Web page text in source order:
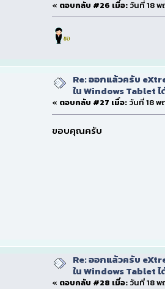
« ตอบกลับ #26 เมื่อ: วันที่ 18 พ
Re: ออกแล้วครับ
ใน Windows Tablet
« ตอบกลับ #27 เมื่อ: วันที่ 18 พ
ขอบคุณครับ
Re: ออกแล้วครับ
ใน Windows Tablet
« ตอบกลับ #28 เมื่อ: วันที่ 18 พ